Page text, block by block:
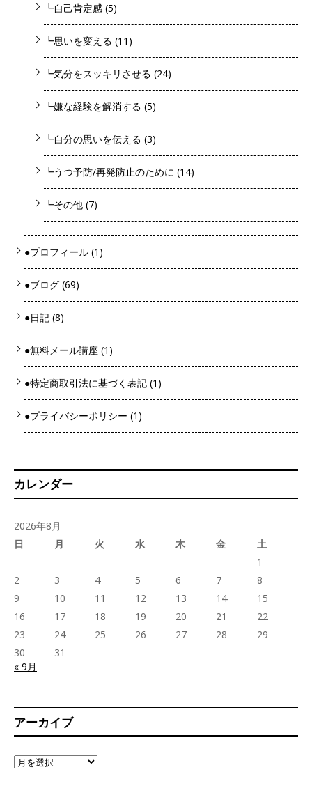
┗自己肯定感 (5)
┗思いを変える (11)
┗気分をスッキリさせる (24)
┗嫌な経験を解消する (5)
┗自分の思いを伝える (3)
┗うつ予防/再発防止のために (14)
┗その他 (7)
●プロフィール (1)
●ブログ (69)
●日記 (8)
●無料メール講座 (1)
●特定商取引法に基づく表記 (1)
●プライバシーポリシー (1)
カレンダー
2026年8月
日
月 火 水 木 金
土
1
2
3 4 5 6 7
8
9
10 11 12 13 14
15
16
17 18 19 20 21
22
23
24 25 26 27 28
29
30
31
« 9月
アーカイブ
ア
ー